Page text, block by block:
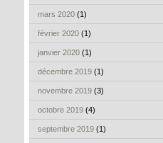
mars 2020 (1)
février 2020 (1)
janvier 2020 (1)
décembre 2019 (1)
novembre 2019 (3)
octobre 2019 (4)
septembre 2019 (1)